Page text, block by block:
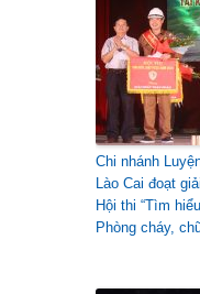
Chi nhánh
Lào Cai đoạt
Hội thi “Tìm
Phòng cháy,